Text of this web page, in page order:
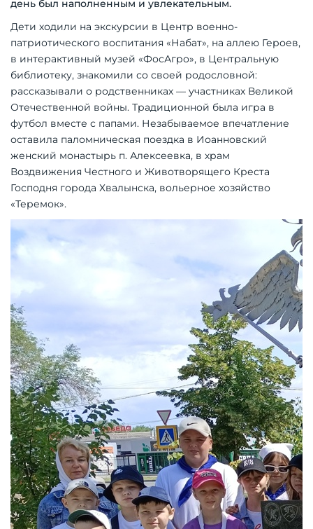
день был наполненным и увлекательным.
Дети ходили на экскурсии в Центр военно-
патриотического воспитания «Набат», на аллею Героев,
в интерактивный музей «ФосАгро», в Центральную
библиотеку, знакомили со своей родо­словной:
рассказывали о родственниках — участниках Великой
Отечественной войны. Традиционной была игра в
футбол вместе с папами. Незабываемое впечатление
оставила паломническая поездка в Иоанновский
женский монастырь п. Алексеевка, в храм
Воздвижения Честного и Животворящего Креста
Господня города Хвалынска, вольерное хозяйство
«Теремок».